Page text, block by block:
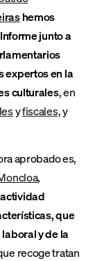
hemos
junto a
expertos en la
culturales, en
yfiscales, y
aprobado es,
,
que
y de la
recoge tratan